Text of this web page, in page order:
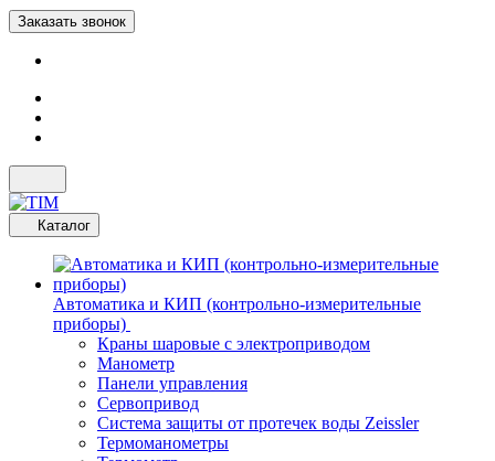
Заказать звонок
Каталог
Автоматика и КИП (контрольно-измерительные
приборы)
Краны шаровые с электроприводом
Манометр
Панели управления
Сервопривод
Система защиты от протечек воды Zeissler
Термоманометры